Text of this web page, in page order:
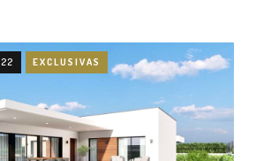
EXCLUSIVAS